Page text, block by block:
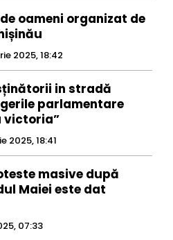
oameni organizat de
2025, 18:42
in stradă
parlamentare
victoria”
2025, 18:41
masive după
Maiei este dat
07:33